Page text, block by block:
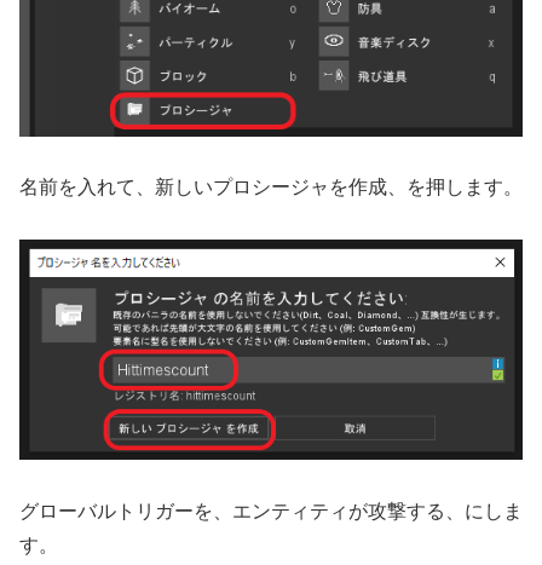
名前を入れて、新しいプロシージャを作成、を押します。
グローバルトリガーを、エンティティが攻撃する、にしま
す。